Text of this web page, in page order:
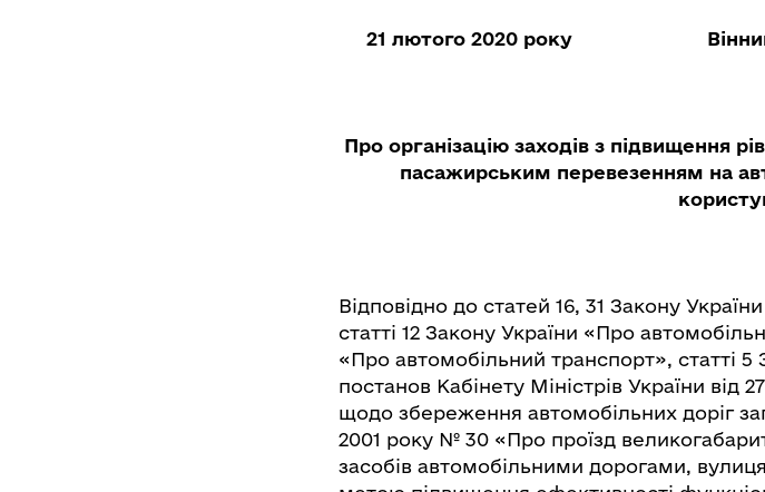
21 лютого 2020 року
Про організацію заходів з підвищення
пасажирським перевезенням на
Відповідно до статей 16, 31 Закону
статті 12 Закону України «Про
«Про автомобільний транспорт», статті
постанов Кабінету Міністрів України
щодо збереження автомобільних доріг
2001 року № 30 «Про проїзд
засобів автомобільними дорогами,